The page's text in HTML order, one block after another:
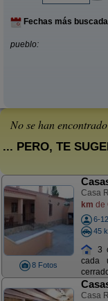
Fechas más
pueblo:
No se han
... PERO, TE
8 Fotos
Casa
km de
6-
45
3
cada
Casa